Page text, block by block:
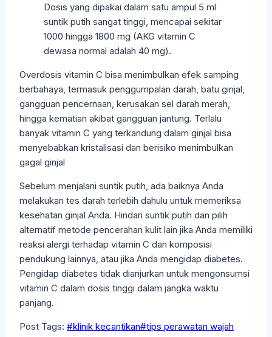
Dosis yang dipakai dalam satu ampul 5 ml
suntik putih sangat tinggi, mencapai sekitar
1000 hingga 1800 mg (AKG vitamin C
dewasa normal adalah 40 mg).
Overdosis vitamin C bisa menimbulkan efek samping
berbahaya, termasuk penggumpalan darah, batu ginjal,
gangguan pencernaan, kerusakan sel darah merah,
hingga kematian akibat gangguan jantung. Terlalu
banyak vitamin C yang terkandung dalam ginjal bisa
menyebabkan kristalisasi dan berisiko menimbulkan
gagal ginjal
Sebelum menjalani suntik putih, ada baiknya Anda
melakukan tes darah terlebih dahulu untuk memeriksa
kesehatan ginjal Anda. Hindari suntik putih dan pilih
alternatif metode pencerahan kulit lain jika Anda memiliki
reaksi alergi terhadap vitamin C dan komposisi
pendukung lainnya, atau jika Anda mengidap diabetes.
Pengidap diabetes tidak dianjurkan untuk mengonsumsi
vitamin C dalam dosis tinggi dalam jangka waktu
panjang.
Post Tags: #klinik kecantikan#tips perawatan wajah